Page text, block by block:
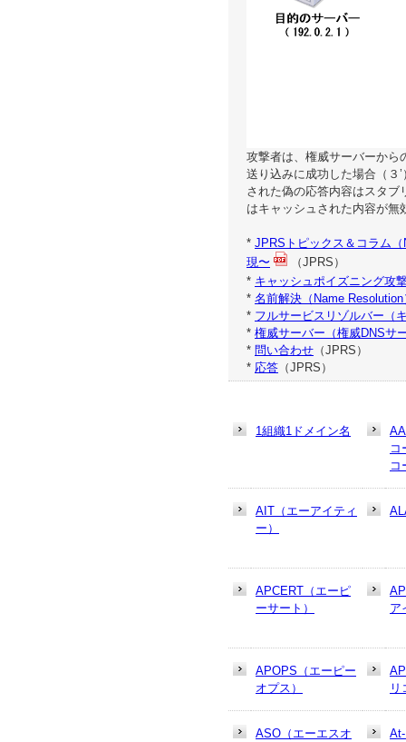
攻撃者は、権威サーバーから
送り込みに成功した場合（３
された偽の応答内容はスタブ
はキャッシュされた内容が無
* JPRSトピックス＆コラム
現〜
（JPRS）
* キャッシュポイズニング攻
* 名前解決（Name Resolution
* フルサービスリゾルバー（
* 権威サーバー（権威DNSサ
* 問い合わせ （JPRS）
* 応答 （JPRS）
1組織1ドメイン名
コ
コ
AIT（エーアイティ
ー）
APCERT（エーピ
ーサート）
ア
APOPS（エーピー
オプス）
リ
ASO（エーエスオ